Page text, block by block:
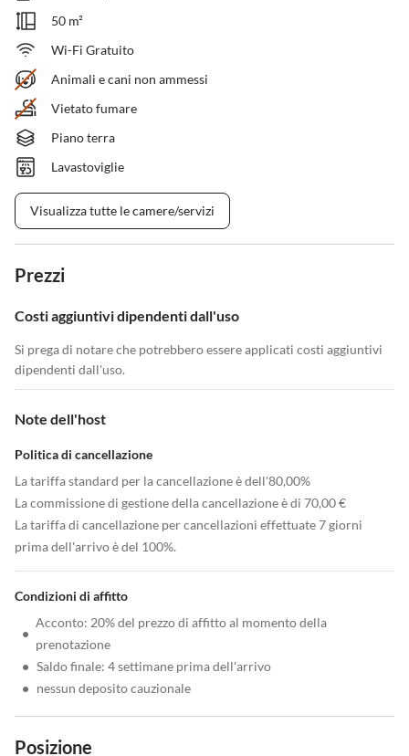
50 m²
Wi-Fi Gratuito
Animali e cani non ammessi
Vietato fumare
Piano terra
Lavastoviglie
Visualizza tutte le camere/servizi
Prezzi
Costi aggiuntivi dipendenti dall'uso
Si prega di notare che potrebbero essere applicati costi aggiuntivi
dipendenti dall'uso.
Note dell'host
Politica di cancellazione
La tariffa standard per la cancellazione è dell'80,00%
La commissione di gestione della cancellazione è di 70,00 €
La tariffa di cancellazione per cancellazioni effettuate 7 giorni
prima dell'arrivo è del 100%.
Condizioni di affitto
•
Acconto: 20% del prezzo di affitto al momento della
prenotazione
• Saldo finale: 4 settimane prima dell'arrivo
• nessun deposito cauzionale
Posizione